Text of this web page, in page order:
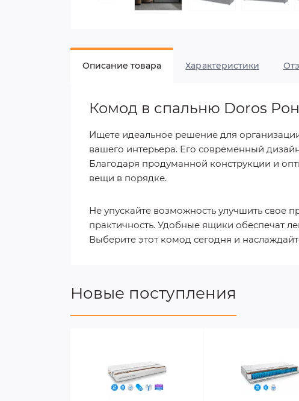
Описание товара Характеристики
Комод в спальню Doros
Ищете идеальное решение для
вашего интерьера. Его современный
Благодаря продуманной конструкции и
вещи в порядке.
Не упускайте возможность улучшить свое
практичность. Удобные ящики обеспечат
Выберите этот комод сегодня и
Новые поступления